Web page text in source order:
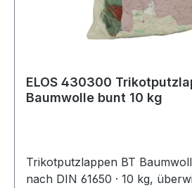
ELOS 430300
Baumwolle bunt 10 kg
Trikotputzlappen BT
nach DIN 61650 · 10 kg,